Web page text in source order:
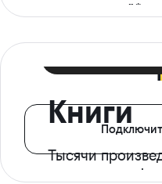
ограничений*
Книги
Тысячи
с доступом